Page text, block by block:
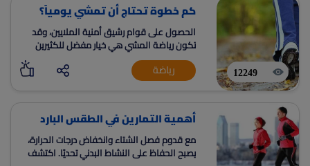
12249
كم خطوة تحتاج أن تمشي يومياً؟
الحصول على قوام رشيق أمنية الملايين، وقد
تكون رياضة المشي هي خيار مفضل للكثيرين
رياضة
أهمية التمارين في الطقس البارد
مع قدوم فصل الشتاء وانخفاض درجات الحرارة،
يصبح الحفاظ على النشاط البدني تحديًا. اكتشف